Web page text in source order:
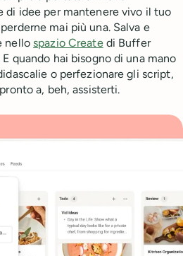
di idee per mantenere vivo il tuo
mai più una. Salva e
nellospazio Createdi Buffer
quando hai bisogno di una mano
o perfezionare gli script,
a, beh, assisterti.